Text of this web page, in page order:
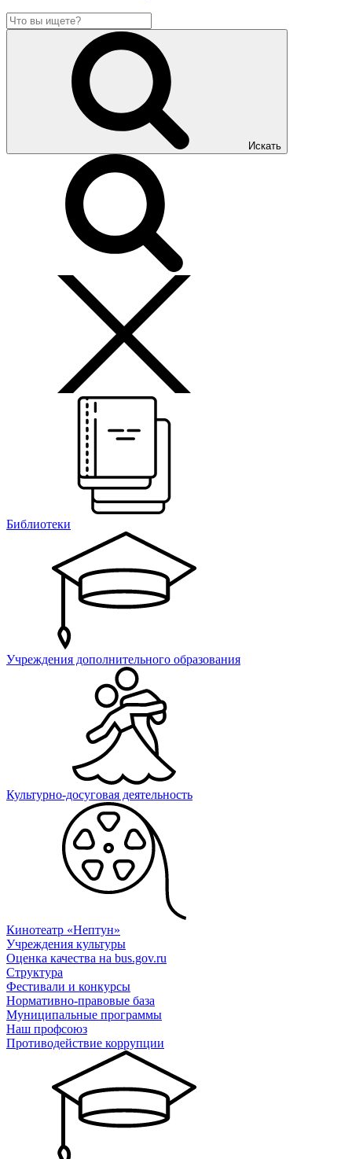
Искать
Библиотеки
Учреждения дополнительного образования
Культурно-досуговая деятельность
Кинотеатр «Нептун»
Учреждения культуры
Оценка качества на bus.gov.ru
Структура
Фестивали и конкурсы
Нормативно-правовые база
Муниципальные программы
Наш профсоюз
Противодействие коррупции